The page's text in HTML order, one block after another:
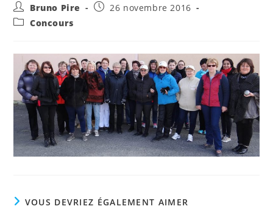
Auteur/autrice
de
la
Bruno Pire
Publication
26 novembre 2016
PostConcours
VOUS DEVRIEZ ÉGALEMENT AIMER